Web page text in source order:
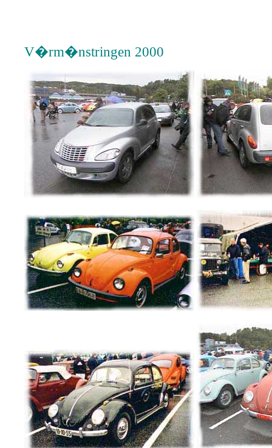
V�rm�nstringen 2000